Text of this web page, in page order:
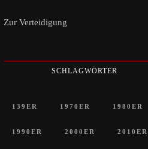
Zur Verteidigung
SCHLAGWÖRTER
139ER 1970ER 1980ER
1990ER 2000ER 2010ER